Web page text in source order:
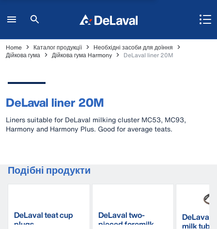
Home Каталог продукції
Необхідні засоби для доїння
Дійкова гума
Дійкова гума Harmony DeLaval liner 20M
DeLaval liner 20M
Liners suitable for DeLaval milking cluster MC53, MC93,
Harmony and Harmony Plus. Good for average teats.
Подібні продукти
DeLaval teat cup
plugs
DeLaval two-
pieced foremilk
DeLaval
milk tube